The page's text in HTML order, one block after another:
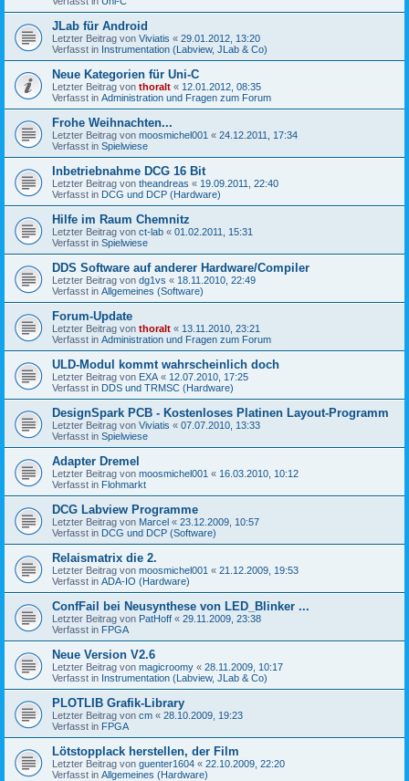
JLab für Android
Letzter Beitrag von Viviatis « 29.01.2012, 13:20
Verfasst in Instrumentation (Labview, JLab & Co)
Neue Kategorien für Uni-C
Letzter Beitrag von thoralt « 12.01.2012, 08:35
Verfasst in Administration und Fragen zum Forum
Frohe Weihnachten...
Letzter Beitrag von moosmichel001 « 24.12.2011, 17:34
Verfasst in Spielwiese
Inbetriebnahme DCG 16 Bit
Letzter Beitrag von theandreas « 19.09.2011, 22:40
Verfasst in DCG und DCP (Hardware)
Hilfe im Raum Chemnitz
Letzter Beitrag von ct-lab « 01.02.2011, 15:31
Verfasst in Spielwiese
DDS Software auf anderer Hardware/Compiler
Letzter Beitrag von dg1vs « 18.11.2010, 22:49
Verfasst in Allgemeines (Software)
Forum-Update
Letzter Beitrag von thoralt « 13.11.2010, 23:21
Verfasst in Administration und Fragen zum Forum
ULD-Modul kommt wahrscheinlich doch
Letzter Beitrag von EXA « 12.07.2010, 17:25
Verfasst in DDS und TRMSC (Hardware)
DesignSpark PCB - Kostenloses Platinen Layout-Programm
Letzter Beitrag von Viviatis « 07.07.2010, 13:33
Verfasst in Spielwiese
Adapter Dremel
Letzter Beitrag von moosmichel001 « 16.03.2010, 10:12
Verfasst in Flohmarkt
DCG Labview Programme
Letzter Beitrag von Marcel « 23.12.2009, 10:57
Verfasst in DCG und DCP (Software)
Relaismatrix die 2.
Letzter Beitrag von moosmichel001 « 21.12.2009, 19:53
Verfasst in ADA-IO (Hardware)
ConfFail bei Neusynthese von LED_Blinker ...
Letzter Beitrag von PatHoff « 29.11.2009, 23:38
Verfasst in FPGA
Neue Version V2.6
Letzter Beitrag von magicroomy « 28.11.2009, 10:17
Verfasst in Instrumentation (Labview, JLab & Co)
PLOTLIB Grafik-Library
Letzter Beitrag von cm « 28.10.2009, 19:23
Verfasst in FPGA
Lötstopplack herstellen, der Film
Letzter Beitrag von guenter1604 « 22.10.2009, 22:20
Verfasst in Allgemeines (Hardware)